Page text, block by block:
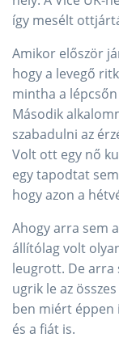
így mesélt
Amikor először
hogy a levegő
mintha a
Második
szabadulni az
Volt ott egy nő
egy tapodtat
hogy azon a
Ahogy arra sem
állítólag volt
leugrott. De arra
ugrik le az
ben miért éppen
és a fiát is.